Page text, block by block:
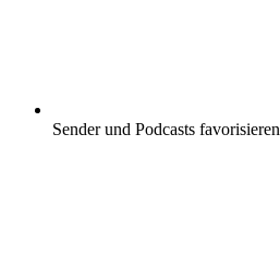
Sender und Podcasts favorisieren